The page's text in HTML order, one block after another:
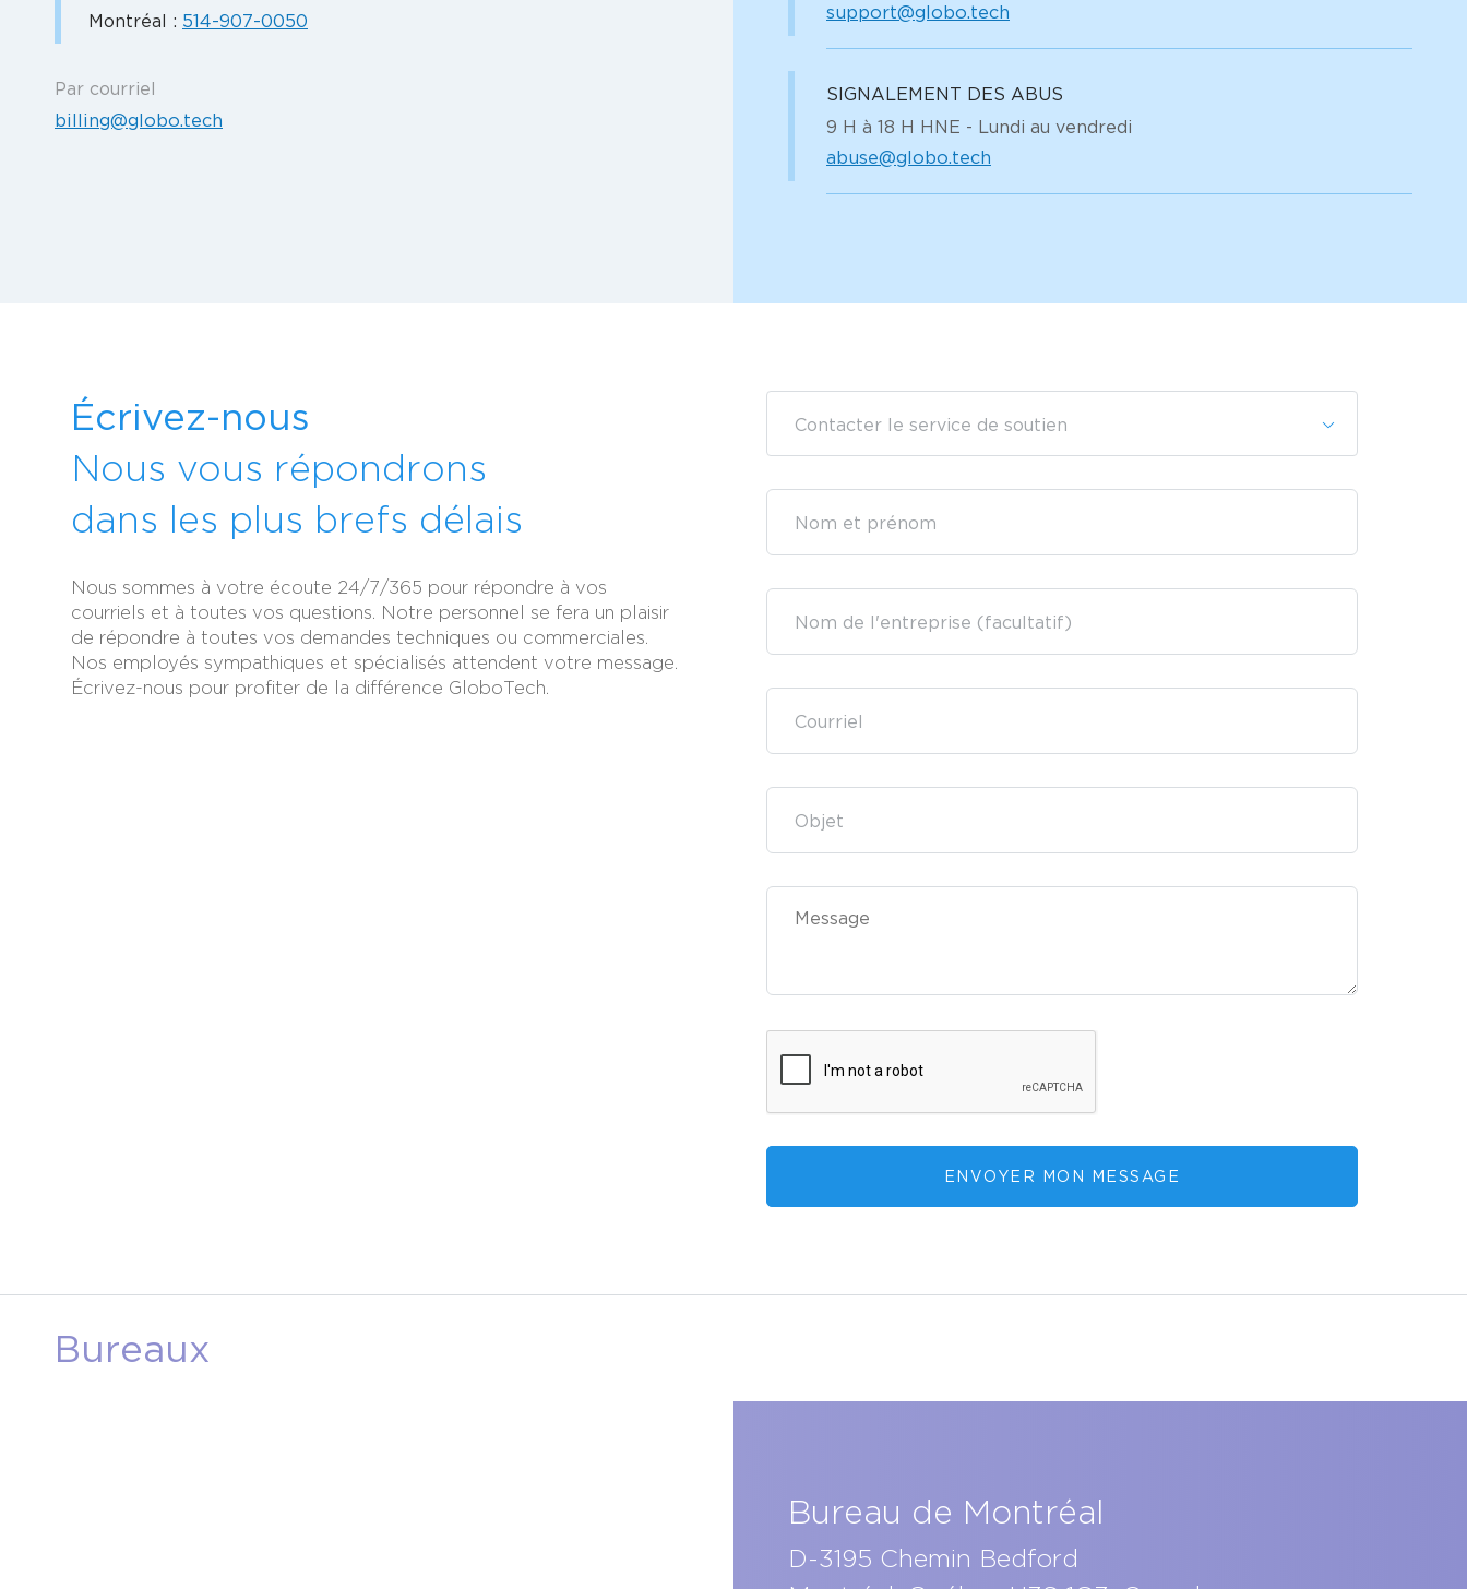
Montréal : 514-907-0050
Par courriel
billing@globo.tech
support@globo.tech
SIGNALEMENT DES ABUS
9 H à 18 H HNE - Lundi au vendredi
abuse@globo.tech
Écrivez-nous
Nous vous répondrons
dans les plus brefs délais
Nous sommes à votre écoute 24/7/365 pour répondre à vos
courriels et à toutes vos questions. Notre personnel se fera un plaisir
de répondre à toutes vos demandes techniques ou commerciales.
Nos employés sympathiques et spécialisés attendent votre message.
Écrivez-nous pour profiter de la différence GloboTech.
Contacter le service de soutien
ENVOYER MON MESSAGE
Bureaux
Bureau de Montréal
D-3195 Chemin Bedford